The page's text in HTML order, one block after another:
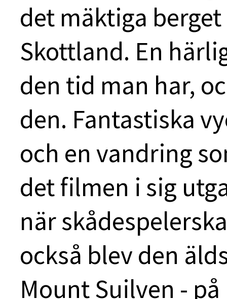
det mäktiga
Skottland. En
den tid man har,
den. Fantastiska
och en vandring
det filmen i sig
när
också blev den
Mount Suilven -